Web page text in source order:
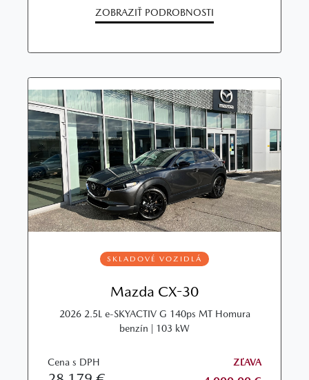
ZOBRAZIŤ PODROBNOSTI
SKLADOVÉ VOZIDLÁ
Mazda CX-30
2026 2.5L e-SKYACTIV G 140ps MT Homura
benzín | 103 kW
Cena s DPH ZĽAVA